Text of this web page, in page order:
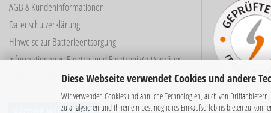
Diese Webseite verwendet Cookies und andere
Wir verwenden Cookies und ähnliche Technologien, auch von
zu analysieren und Ihnen ein bestmögliches Einkaufserlebnis bieten zu
AGB & Kundeninformationen
Datenschutzerklärung
Hinweise zur Batterieentsorgung
Informationen zu Elektro- und Elektronik(alt)geräten
Cookie Einstellungen